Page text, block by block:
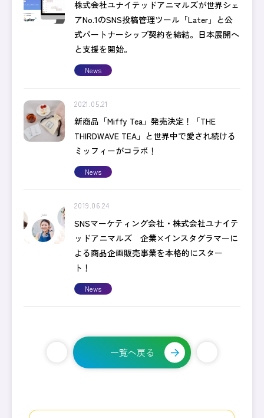
株式会社ユナイテッドアニマルズが世界シェ
アNo.1のSNS投稿管理ツール「Later」と公
式パートナーシップ契約を締結。日本展開へ
と支援を開始。
News
2021.05.21
新商品「Miffy Tea」発売決定！「THE
THIRDWAVE TEA」と世界中で愛され続ける
ミッフィーがコラボ！
News
2019.06.24
SNSマーケティング会社・株式会社ユナイテ
ッドアニマルズ 企業×インスタグラマーに
よる商品企画販売事業を本格的にスター
ト！
News
一覧へ戻る